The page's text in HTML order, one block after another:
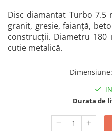
Instalații sanitare
Lampi
Mașină de tocat carne
Pistol pentru vopsit
Pompă, hidrofor
Disc diamantat Turbo
granit, gresie, faianță,
construcții. Diametru
cutie metalică.
Dimensiune:
Durata de